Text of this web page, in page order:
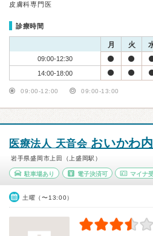
皮膚科専門医
診療時間
月 火
09:00-12:30
14:00-18:00
09:00-12:00 09:00-13:00
医療法人 天音会 おいかわ
岩手県盛岡市上田（上盛岡駅）
駐車場あり 電子決済可 マイナ
土曜（〜13:00）